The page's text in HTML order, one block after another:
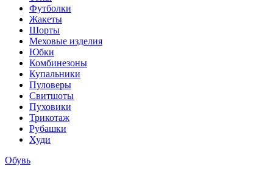
Футболки
Жакеты
Шорты
Меховые изделия
Юбки
Комбинезоны
Купальники
Пуловеры
Свитшоты
Пуховики
Трикотаж
Рубашки
Худи
Обувь